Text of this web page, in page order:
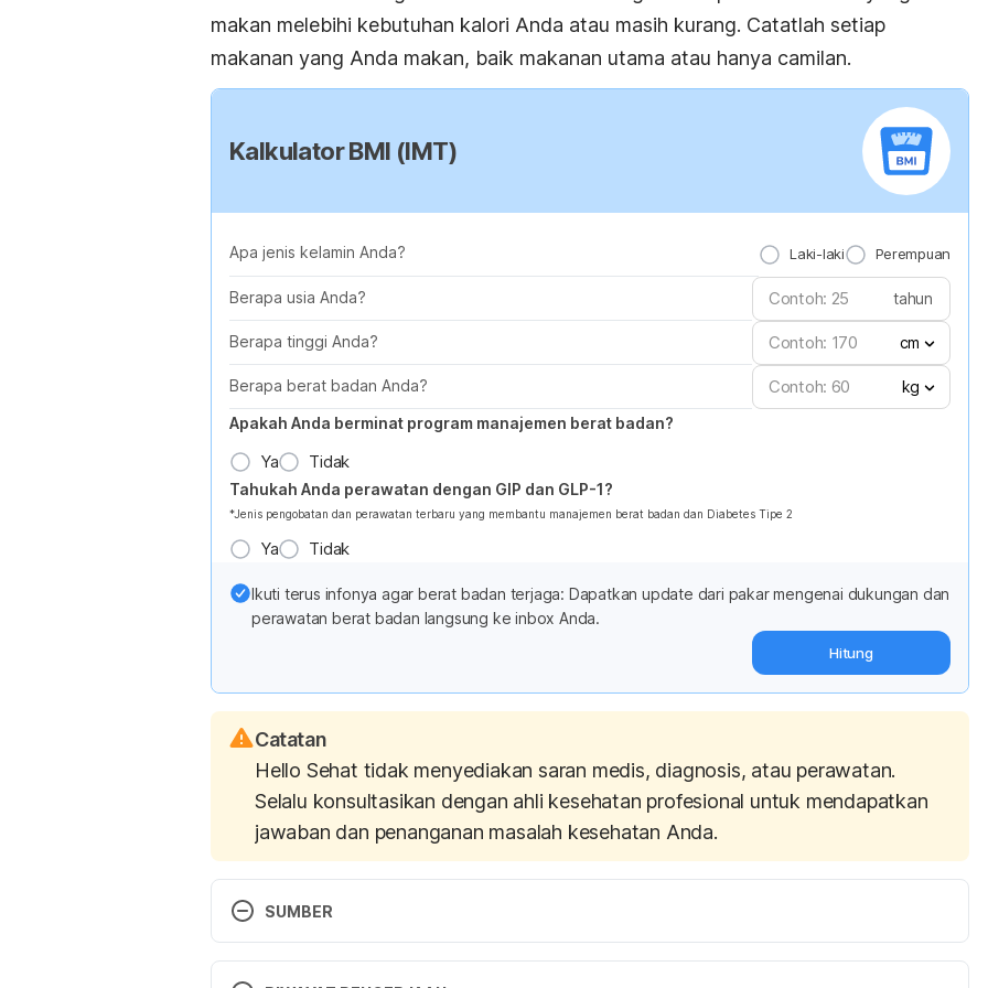
makan melebihi kebutuhan kalori Anda atau masih kurang. Catatlah setiap
makanan yang Anda makan, baik makanan utama atau hanya camilan.
Kalkulator BMI (IMT)
Apa jenis kelamin Anda? Laki-laki Perempuan
Berapa usia Anda? tahun
Berapa tinggi Anda? cm
Berapa berat badan Anda?
kg
Apakah Anda berminat program manajemen berat badan?
Ya Tidak
Tahukah Anda perawatan dengan GIP dan GLP-1?
*Jenis pengobatan dan perawatan terbaru yang membantu manajemen berat badan dan Diabetes Tipe 2
Ya Tidak
Ikuti terus infonya agar berat badan terjaga: Dapatkan update dari pakar mengenai dukungan dan
perawatan berat badan langsung ke inbox Anda.
Hitung
Catatan
Hello Sehat tidak menyediakan saran medis, diagnosis, atau perawatan.
Selalu konsultasikan dengan ahli kesehatan profesional untuk mendapatkan
jawaban dan penanganan masalah kesehatan Anda.
SUMBER
of Diabetes and Digestive and Kidney Diseases. Available at: